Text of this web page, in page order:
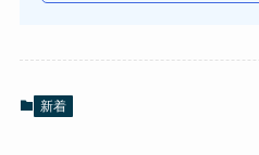
新着